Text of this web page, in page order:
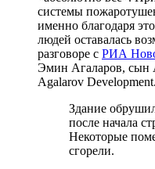
системы
именно благодаря
людей оставалась
разговоре с РИА
Эмин Агаларов, сын
Agalarov Development.
Здание
после начала
Некоторые
сгорели.